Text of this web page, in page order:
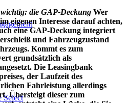
Select
die GAP-Deckung Wer
eigenen Interesse darauf achten,
eine GAP-Deckung integriert
und Fahrzeugzustand
Kommt es zum
grundsätzlich als
Die Leasingbank
der Laufzeit des
Fahrleistung allerdings
Übersteigt dieser zum